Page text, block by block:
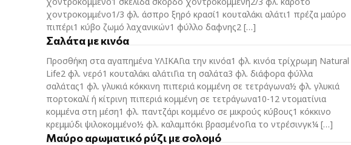
χοντροκομμένο1/3 φλ. άσπρο ξηρό κρασί1 κουταλάκι αλάτι1 πρέζα μαύρο
πιπέρι1 κύβο ζωμό λαχανικών1 φύλλο δαφνης2 […]
Σαλάτα με κινόα
Προσθήκη στα αγαπημένα YΛΙΚΑΓια την κινόα1 φλ. κινόα τρίχρωμη Νatural
Life2 φλ. νερό1 κουταλάκι αλάτιΓια τη σαλάτα3 φλ. διάφορα φύλλα
σαλάτας1 φλ. γλυκιά κόκκινη πιπεριά κομμένη σε τετράγωνα½ φλ. γλυκιά
πορτοκαλί ή κίτρινη πιπεριά κομμένη σε τετράγωνα10-12 ντοματίνια
κομμένα στη μέση1 φλ. παντζάρι κομμένο σε μικρούς κύβους1 κόκκινο
κρεμμύδι ψιλοκομμένο½ φλ. καλαμπόκι βρασμένοΓια το ντρέσινγκ¼ […]
Μαύρο αρωματικό ρύζι με σολομό